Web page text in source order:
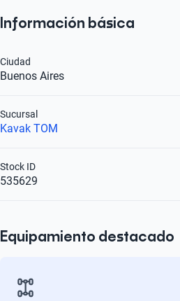
Información básica
Buenos Aires
Ciudad
Kavak TOM
Sucursal
535629
Stock ID
Equipamiento destacado